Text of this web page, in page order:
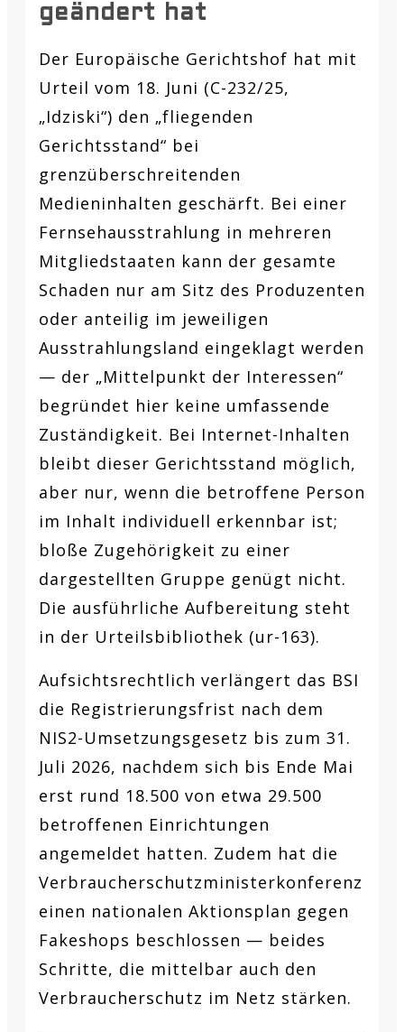
geändert hat
Der Europäische Gerichtshof hat mit
Urteil vom 18. Juni (C-232/25,
„Idziski“) den „fliegenden
Gerichtsstand“ bei
grenzüberschreitenden
Medieninhalten geschärft. Bei einer
Fernsehausstrahlung in mehreren
Mitgliedstaaten kann der gesamte
Schaden nur am Sitz des Produzenten
oder anteilig im jeweiligen
Ausstrahlungsland eingeklagt werden
— der „Mittelpunkt der Interessen“
begründet hier keine umfassende
Zuständigkeit. Bei Internet-Inhalten
bleibt dieser Gerichtsstand möglich,
aber nur, wenn die betroffene Person
im Inhalt individuell erkennbar ist;
bloße Zugehörigkeit zu einer
dargestellten Gruppe genügt nicht.
Die ausführliche Aufbereitung steht
in der Urteilsbibliothek (ur-163).
Aufsichtsrechtlich verlängert das BSI
die Registrierungsfrist nach dem
NIS2-Umsetzungsgesetz bis zum 31.
Juli 2026, nachdem sich bis Ende Mai
erst rund 18.500 von etwa 29.500
betroffenen Einrichtungen
angemeldet hatten. Zudem hat die
Verbraucherschutzministerkonferenz
einen nationalen Aktionsplan gegen
Fakeshops beschlossen — beides
Schritte, die mittelbar auch den
Verbraucherschutz im Netz stärken.